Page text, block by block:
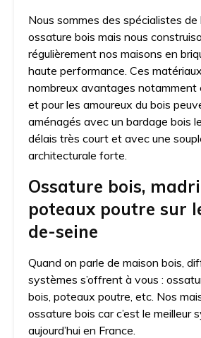
Nous sommes des spécialistes de
ossature bois mais nous
régulièrement nos maisons en
haute performance. Ces
nombreux avantages notamment
et pour les amoureux du bois
aménagés avec un bardage bois
délais très court et avec une
architecturale forte.
Ossature bois,
poteaux poutre sur
de-seine
Quand on parle de maison bois,
systèmes s’offrent à vous :
bois, poteaux poutre, etc. Nos
ossature bois car c’est le meilleur
aujourd’hui en France.